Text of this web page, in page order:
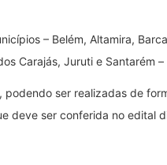
– Belém, Altamira,
Carajás, Juruti e Santarém
ser realizadas de
deve ser conferida no edital